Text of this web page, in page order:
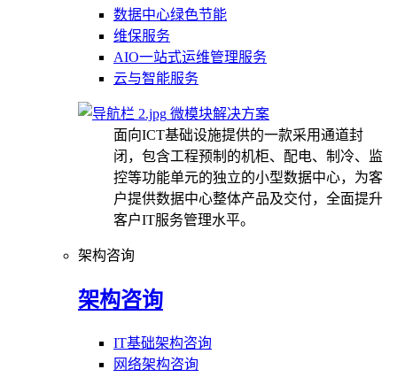
数据中心绿色节能
维保服务
AIO一站式运维管理服务
云与智能服务
微模块解决方案
面向ICT基础设施提供的一款采用通道封
闭，包含工程预制的机柜、配电、制冷、监
控等功能单元的独立的小型数据中心，为客
户提供数据中心整体产品及交付，全面提升
客户IT服务管理水平。
架构咨询
架构咨询
IT基础架构咨询
网络架构咨询